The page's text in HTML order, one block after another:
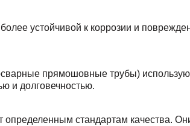
устойчивой к коррозии и
прямошовные трубы)
и долговечностью.
определенным стандартам качества.